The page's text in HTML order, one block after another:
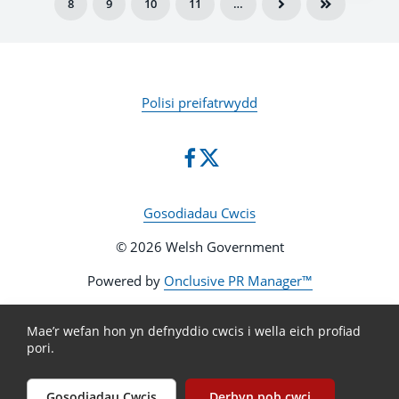
8 9 10 11 …
Polisi preifatrwydd
Gosodiadau Cwcis
© 2026 Welsh Government
Powered by Onclusive PR Manager™
Mae’r wefan hon yn defnyddio cwcis i wella eich profiad
pori.